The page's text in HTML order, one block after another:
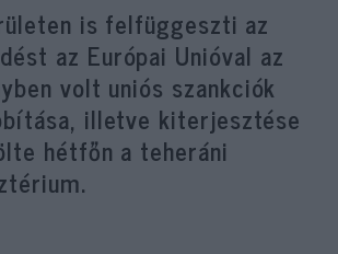
is felfüggeszti az
az Európai Unióval az
volt uniós szankciók
illetve kiterjesztése
hétfőn a teheráni